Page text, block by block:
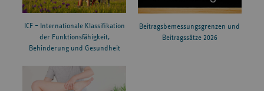
ICF – Internationale Klassifikation
der Funktionsfähigkeit,
Behinderung und Gesundheit
Beitragsbemessungsgrenzen und
Beitragssätze 2026